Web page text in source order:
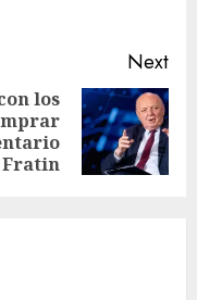
Next
los
Fratin